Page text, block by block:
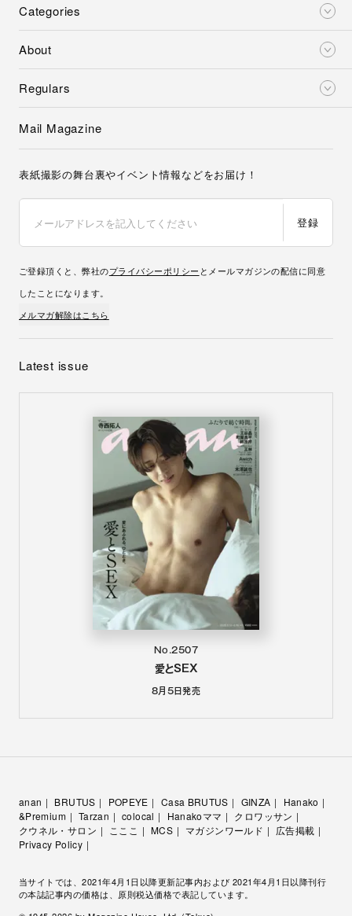
Categories
About
Regulars
Mail Magazine
表紙撮影の舞台裏やイベント情報などをお届け！
登録
ご登録頂くと、弊社のプライバシーポリシー とメールマガジンの配信に同意
したことになります。
メルマガ解除はこちら
Latest issue
No.2507
愛とSEX
8月5日発売
anan BRUTUS POPEYE Casa BRUTUS GINZA
Hanako
&Premium
Tarzan colocal Hanakoママ
クロワッサン
クウネル・サロン
こここ MCS マガジンワールド
広告掲載
Privacy Policy
当サイトでは、2021年4月1日以降更新記事内および 2021年4月1日以降刊行
の本誌記事内の価格は、原則税込価格で表記しています。